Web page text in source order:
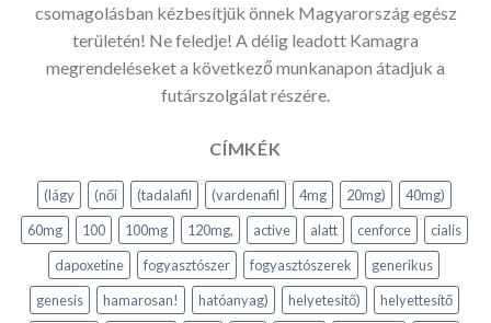
csomagolásban kézbesítjük önnek Magyarország egész
területén! Ne feledje! A délig leadott Kamagra
megrendeléseket a következő munkanapon átadjuk a
futárszolgálat részére.
CÍMKÉK
(lágy (női (tadalafil (vardenafil 4mg 20mg)
40mg)
60mg
100 100mg 120mg, active alatt cenforce
cialis
dapoxetine
fogyasztószer fogyasztószerek
generikus
genesis
hamarosan! hatóanyag) helyetesitő)
helyettesítő